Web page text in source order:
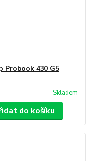
Probook 430 G5
Skladem
do košíku